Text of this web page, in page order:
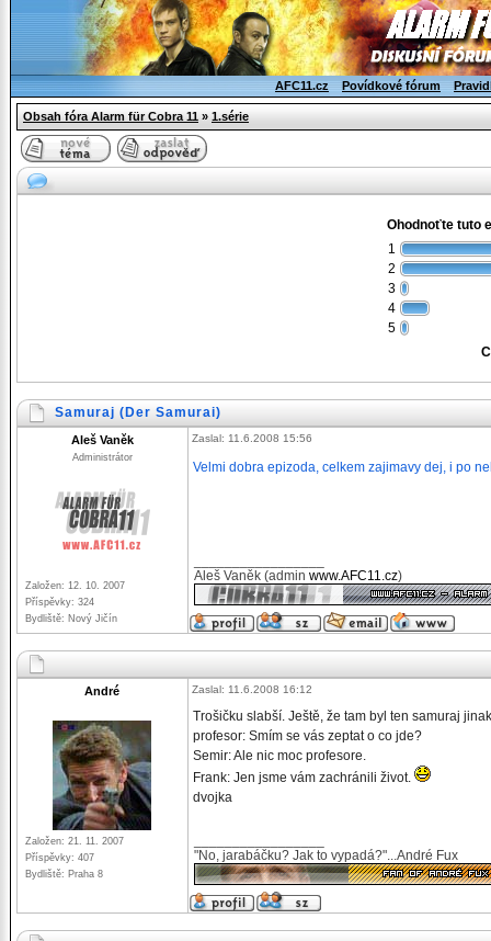
AFC11.cz Povídkové fórum
Obsah fóra Alarm für Cobra 11 » 1.série
Ohodnoťte tuto
1
2
3
4
5
Samuraj (Der Samurai)
Aleš Vaněk
Administrátor
Založen: 12. 10. 2007
Příspěvky: 324
Bydliště: Nový Jičín
Zaslal: 11.6.2008 15:56
Velmi dobra epizoda, celkem zajimavy dej, i po
Aleš Vaněk (admin www.AFC11.cz)
André
Založen: 21. 11. 2007
Příspěvky: 407
Bydliště: Praha 8
Zaslal: 11.6.2008 16:12
Trošičku slabší. Ještě, že tam byl ten samuraj
profesor: Smím se vás zeptat o co jde?
Semir: Ale nic moc profesore.
Frank: Jen jsme vám zachránili život.
dvojka
"No, jarabáčku? Jak to vypadá?"...André Fux